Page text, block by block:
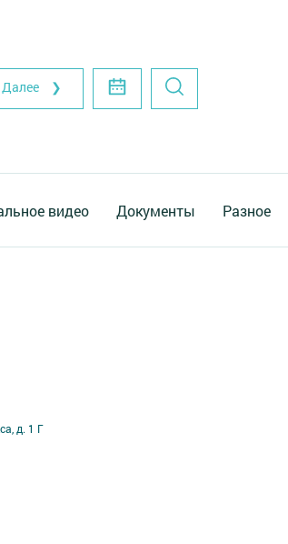
Далее ❯
видео Документы Разное
д. 1 Г